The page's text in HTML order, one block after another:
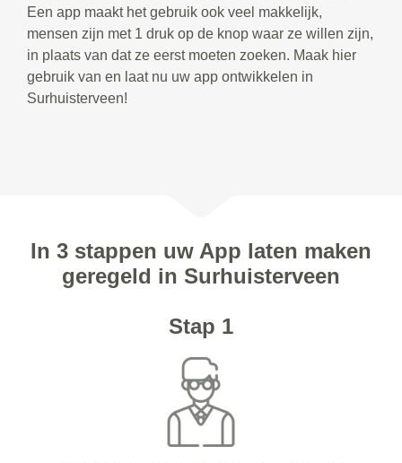
Een app maakt het gebruik ook veel makkelijk,
mensen zijn met 1 druk op de knop waar ze willen zijn,
in plaats van dat ze eerst moeten zoeken. Maak hier
gebruik van en laat nu uw app ontwikkelen in
Surhuisterveen!
In 3 stappen uw App laten maken
geregeld in Surhuisterveen
Stap 1